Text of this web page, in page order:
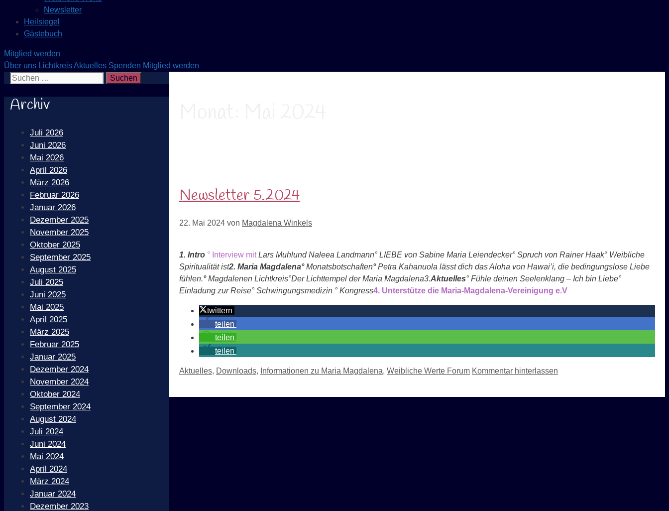
Newsletter
Heilsiegel
Gästebuch
Mitglied werden
Über uns LichtkreisAktuelles Spenden Mitglied werden
Newsletter 5.2024
22. Mai 2024 von Magdalena Winkels
1. Intro ° Interview mitLars Muhlund Naleea Landmann° LIEBE von Sabine Maria Leiendecker° Spruch von Rainer Haak° Weibliche
Spiritualität ist2. Maria Magdalena°Monatsbotschaften°Petra Kahanuola lässt dich das Aloha von Hawai’i, die bedingungslose Liebe
fühlen.°Magdalenen Lichtkreis°Der Lichttempel der Maria Magdalena3.Aktuelles° Fühle deinen Seelenklang – Ich bin Liebe°
Einladung zur Reise° Schwingungsmedizin ° Kongress4. Unterstütze die Maria-Magdalena-Vereinigung e.V
twittern
teilen
teilen
teilen
Kategorien
Aktuelles, Downloads, Informationen zu Maria Magdalena, Weibliche Werte Forum Kommentar hinterlassen
Suchen nach:
Archiv
Juli 2026
Juni 2026
Mai 2026
April 2026
März 2026
Februar 2026
Januar 2026
Dezember 2025
November 2025
Oktober 2025
September 2025
August 2025
Juli 2025
Juni 2025
Mai 2025
April 2025
März 2025
Februar 2025
Januar 2025
Dezember 2024
November 2024
Oktober 2024
September 2024
August 2024
Juli 2024
Juni 2024
Mai 2024
April 2024
März 2024
Januar 2024
Dezember 2023